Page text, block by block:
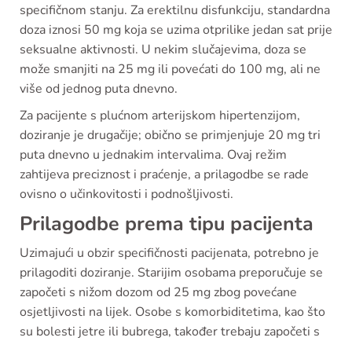
specifičnom stanju. Za erektilnu disfunkciju, standardna
doza iznosi 50 mg koja se uzima otprilike jedan sat prije
seksualne aktivnosti. U nekim slučajevima, doza se
može smanjiti na 25 mg ili povećati do 100 mg, ali ne
više od jednog puta dnevno.
Za pacijente s plućnom arterijskom hipertenzijom,
doziranje je drugačije; obično se primjenjuje 20 mg tri
puta dnevno u jednakim intervalima. Ovaj režim
zahtijeva preciznost i praćenje, a prilagodbe se rade
ovisno o učinkovitosti i podnošljivosti.
Prilagodbe prema tipu pacijenta
Uzimajući u obzir specifičnosti pacijenata, potrebno je
prilagoditi doziranje. Starijim osobama preporučuje se
započeti s nižom dozom od 25 mg zbog povećane
osjetljivosti na lijek. Osobe s komorbiditetima, kao što
su bolesti jetre ili bubrega, također trebaju započeti s